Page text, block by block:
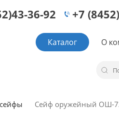
36-92 +7
Каталог О
Сейф оружейный ОШ-